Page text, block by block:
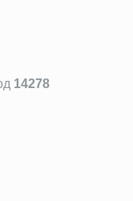
14278